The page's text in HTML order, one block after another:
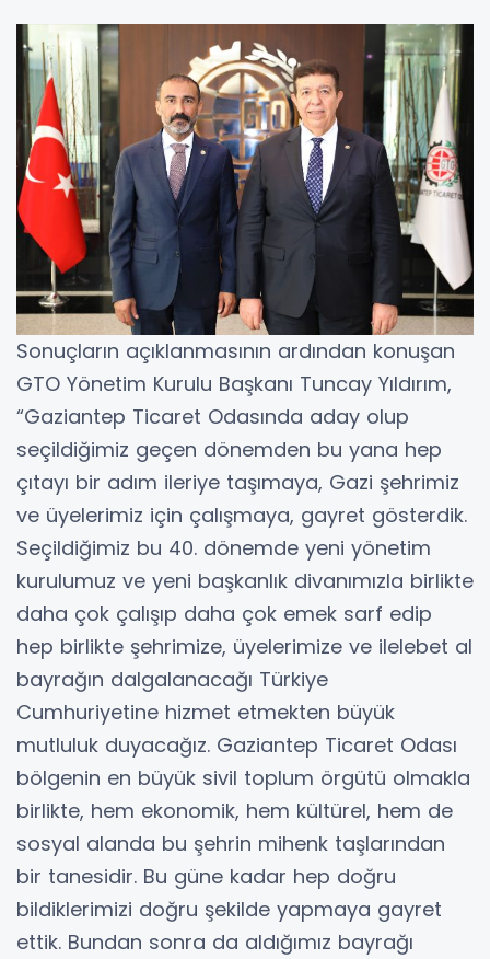
Sonuçların açıklanmasının ardından konuşan
GTO Yönetim Kurulu Başkanı Tuncay Yıldırım,
“Gaziantep Ticaret Odasında aday olup
seçildiğimiz geçen dönemden bu yana hep
çıtayı bir adım ileriye taşımaya, Gazi şehrimiz
ve üyelerimiz için çalışmaya, gayret gösterdik.
Seçildiğimiz bu 40. dönemde yeni yönetim
kurulumuz ve yeni başkanlık divanımızla birlikte
daha çok çalışıp daha çok emek sarf edip
hep birlikte şehrimize, üyelerimize ve ilelebet al
bayrağın dalgalanacağı Türkiye
Cumhuriyetine hizmet etmekten büyük
mutluluk duyacağız. Gaziantep Ticaret Odası
bölgenin en büyük sivil toplum örgütü olmakla
birlikte, hem ekonomik, hem kültürel, hem de
sosyal alanda bu şehrin mihenk taşlarından
bir tanesidir. Bu güne kadar hep doğru
bildiklerimizi doğru şekilde yapmaya gayret
ettik. Bundan sonra da aldığımız bayrağı